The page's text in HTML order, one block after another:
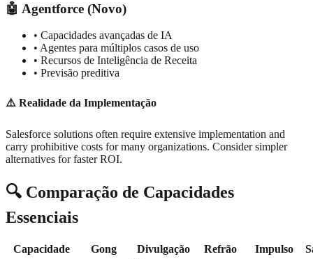
🤖 Agentforce (Novo)
• Capacidades avançadas de IA
• Agentes para múltiplos casos de uso
• Recursos de Inteligência de Receita
• Previsão preditiva
⚠️ Realidade da Implementação
Salesforce solutions often require extensive implementation and
carry prohibitive costs for many organizations. Consider simpler
alternatives for faster ROI.
🔍 Comparação de Capacidades
Essenciais
Capacidade Gong Divulgação Refrão Impulso